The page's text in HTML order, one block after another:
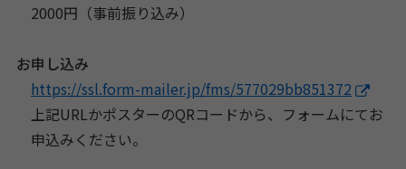
2000円（事前振り込み）
お申し込み
https://ssl.form-mailer.jp/fms/577029bb851372
上記URLかポスターのQRコードから、フォームにてお
申込みください。